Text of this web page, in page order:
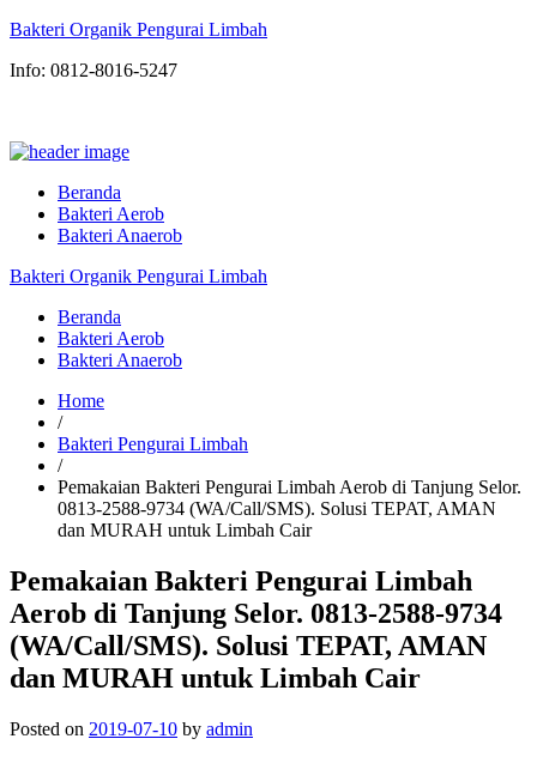
Bakteri Organik Pengurai Limbah
Info: 0812-8016-5247
Beranda
Bakteri Aerob
Bakteri Anaerob
Bakteri Organik Pengurai Limbah
Beranda
Bakteri Aerob
Bakteri Anaerob
Home
/
Bakteri Pengurai Limbah
/
Pemakaian Bakteri Pengurai Limbah Aerob di Tanjung Selor.
0813-2588-9734 (WA/Call/SMS). Solusi TEPAT, AMAN
dan MURAH untuk Limbah Cair
Pemakaian Bakteri Pengurai Limbah
Aerob di Tanjung Selor. 0813-2588-9734
(WA/Call/SMS). Solusi TEPAT, AMAN
dan MURAH untuk Limbah Cair
Posted on 2019-07-10 by admin